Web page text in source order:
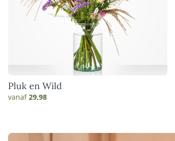
Pluk en Wild
vanaf29,98